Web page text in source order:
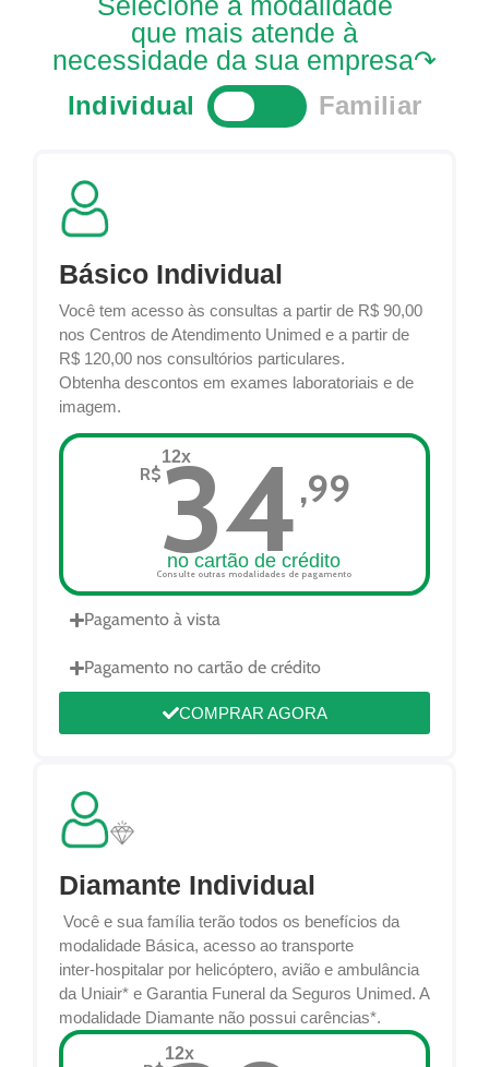
que mais atende à
necessidade da sua empresa↷
Individual Familiar
Básico Individual
Você tem acesso às consultas a partir de R$ 90,00
nos Centros de Atendimento Unimed e a partir de
R$ 120,00 nos consultórios particulares.
Obtenha descontos em exames laboratoriais e de
imagem.
12x
R$34,99
no cartão de crédito
Consulte outras modalidades de pagamento
Pagamento à vista
Pagamento no cartão de crédito
COMPRAR AGORA
Diamante Individual
Você e sua família terão todos os benefícios da
modalidade Básica, acesso ao transporte
inter-hospitalar por helicóptero, avião e ambulância
da Uniair* e Garantia Funeral da Seguros Unimed. A
modalidade Diamante não possui carências*.
12x
Básico Familiar
TITULAR + 3 DEPENDENTES
Você e sua família terão acesso às consultas
a partir de R$ 90,00 nos Centros de Atendimento
Unimed e a partir de R$ 120,00 nos consultórios
particulares.
imagem.
12x
79,99
no cartão de crédito
Pagamento no cartão de crédito
COMPRAR AGORA
Diamante Familiar
TITULAR + 3 DEPENDENTES
Você e sua família terão todos os benefícios da
modalidade Básica, acesso ao transporte inter-
hospitalar por helicóptero, avião e ambulância da